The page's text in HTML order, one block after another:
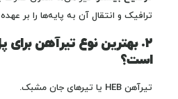
ترافیک و انتقال آن به پایه‌ها را بر عهده
۲. بهترین نوع تیرآهن
است؟
تیرآهن HEB یا تیرهای جان مشبک.